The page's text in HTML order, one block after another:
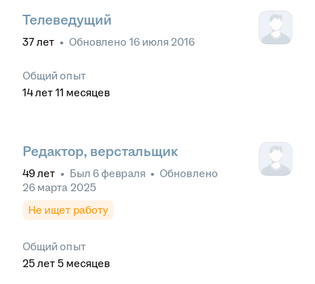
Телеведущий
37лет • Обновлено 16 июля 2016
Общий опыт
14лет 11 месяцев
Редактор, верстальщик
49лет • Был 6 февраля • Обновлено
26 марта 2025
Не ищет работу
Общий опыт
25 лет 5 месяцев